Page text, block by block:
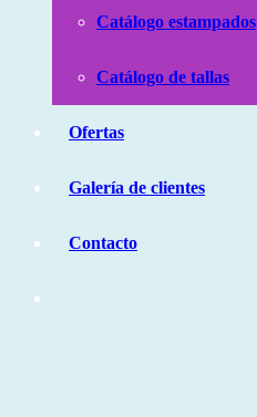
Catálogo estampados
Catálogo de tallas
Ofertas
Galería de clientes
Contacto